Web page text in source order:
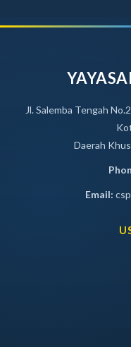
Jl. Salemba Tengah
Daerah
Email: